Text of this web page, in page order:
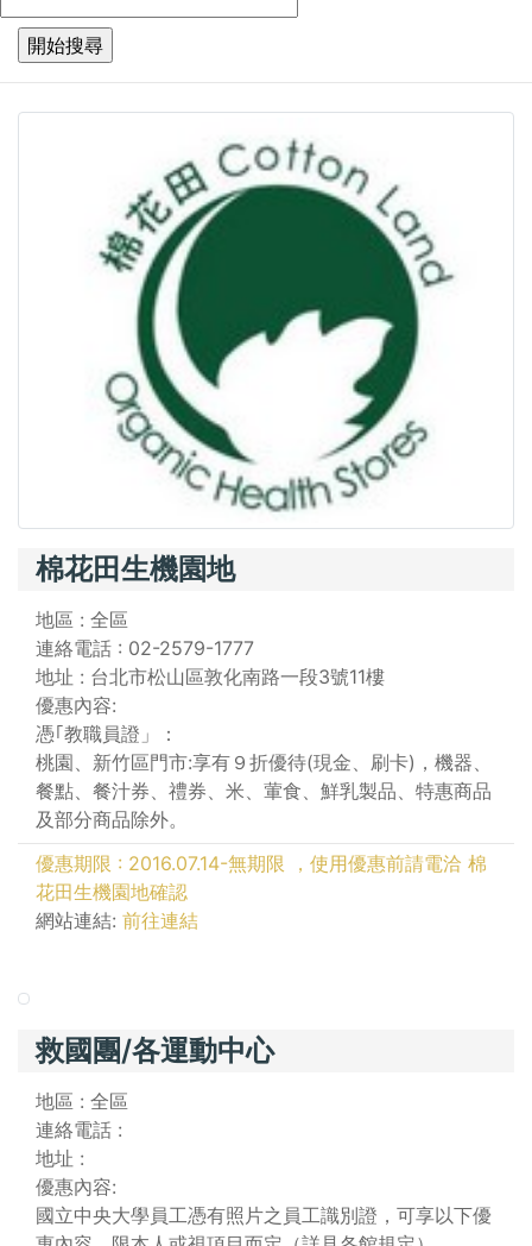
棉花田生機園地
地區 : 全區
連絡電話 : 02-2579-1777
地址 : 台北市松山區敦化南路一段3號11樓
優惠內容:
憑｢教職員證」：
桃園、新竹區門市:享有９折優待(現金、刷卡)，機器、
餐點、餐汁券、禮券、米、葷食、鮮乳製品、特惠商品
及部分商品除外。
優惠期限 : 2016.07.14-無期限 ，使用優惠前請電洽 棉
花田生機園地確認
網站連結: 前往連結
救國團/各運動中心
地區 : 全區
連絡電話 :
地址 :
優惠內容:
國立中央大學員工憑有照片之員工識別證，可享以下優